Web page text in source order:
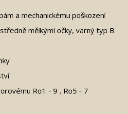
a mechanickému poškození
mělkými očky, varný typ B
Ro1 - 9 , Ro5 - 7